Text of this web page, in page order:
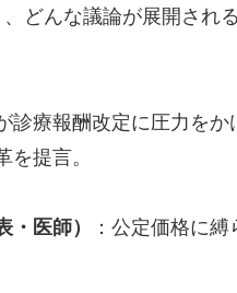
どんな議論が展開され
診療報酬改定に圧力をか
提言。
医師） ：公定価格に